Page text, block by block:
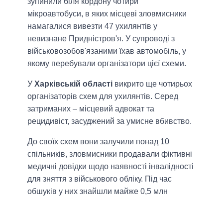
мікроавтобуси, в яких місцеві зловмисники
намагалися вивезти 47 ухилянтів у
невизнане Придністров'я. У супроводі з
військовозобов'язаними їхав автомобіль, у
якому перебували організатори цієї схеми.
У Харківській області викрито ще чотирьох
організаторів схем для ухилянтів. Серед
затриманих – місцевий адвокат та
рецидивіст, засуджений за умисне вбивство.
До своїх схем вони залучили понад 10
спільників, зловмисники продавали фіктивні
медичні довідки щодо наявності інвалідності
для зняття з військового обліку. Під час
обшуків у них знайшли майже 0,5 млн